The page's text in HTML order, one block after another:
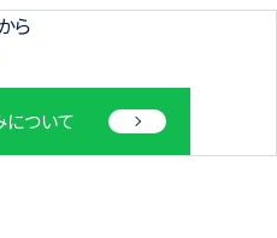
ら
ついて